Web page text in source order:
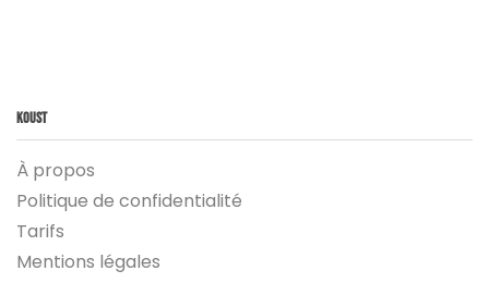
Koust
À propos
Politique de confidentialité
Tarifs
Mentions légales